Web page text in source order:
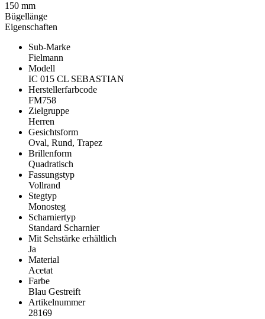
Eigenschaften
Sub-Marke
Fielmann
Modell
IC 015 CL SEBASTIAN
Herstellerfarbcode
FM758
Zielgruppe
Herren
Gesichtsform
Oval, Rund, Trapez
Brillenform
Quadratisch
Fassungstyp
Vollrand
Stegtyp
Monosteg
Scharniertyp
Standard Scharnier
Mit Sehstärke erhältlich
Ja
Material
Acetat
Farbe
Blau Gestreift
Artikelnummer
28169
150 mm
Bügellänge